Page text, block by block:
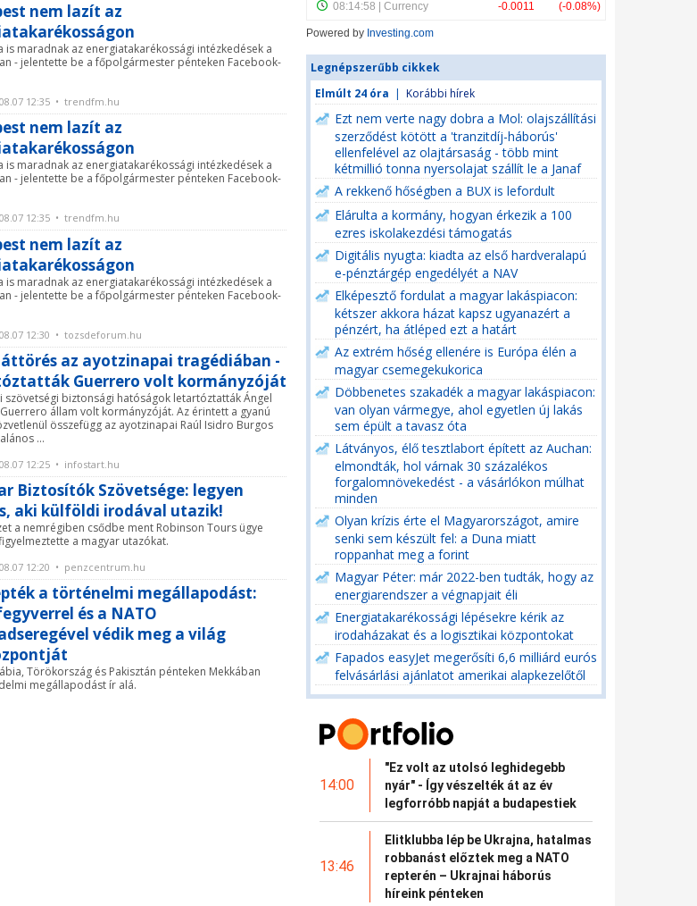
nem lazít az
is maradnak az energiatakarékossági intézkedések a
- jelentette be a főpolgármester pénteken Facebook-
12:35 • trendfm.hu
nem lazít az
is maradnak az energiatakarékossági intézkedések a
- jelentette be a főpolgármester pénteken Facebook-
12:35 • trendfm.hu
nem lazít az
is maradnak az energiatakarékossági intézkedések a
- jelentette be a főpolgármester pénteken Facebook-
12:30 • tozsdeforum.hu
az ayotzinapai tragédiában -
Guerrero volt kormányzóját
szövetségi biztonsági hatóságok letartóztatták Ángel
állam volt kormányzóját. Az érintett a gyanú
összefügg az ayotzinapai Raúl Isidro Burgos
...
12:25 • infostart.hu
Biztosítók Szövetsége: legyen
aki külföldi irodával utazik!
a nemrégiben csődbe ment Robinson Tours ügye
a magyar utazókat.
12:20 • penzcentrum.hu
a történelmi megállapodást:
és a NATO
védik meg a világ
Törökország és Pakisztán pénteken Mekkában
megállapodást ír alá.
Powered by Investing.com
Legnépszerűbb cikkek
Elmúlt 24 óra | Korábbi hírek
Ezt nem verte nagy dobra a Mol: olajszállítási
szerződést kötött a 'tranzitdíj-háborús'
ellenfelével az olajtársaság - több mint
kétmillió tonna nyersolajat szállít le a Janaf
A rekkenő hőségben a BUX is lefordult
Elárulta a kormány, hogyan érkezik a 100
ezres iskolakezdési támogatás
Digitális nyugta: kiadta az első hardveralapú
e-pénztárgép engedélyét a NAV
Elképesztő fordulat a magyar lakáspiacon:
kétszer akkora házat kapsz ugyanazért a
pénzért, ha átléped ezt a határt
Az extrém hőség ellenére is Európa élén a
magyar csemegekukorica
Döbbenetes szakadék a magyar lakáspiacon:
van olyan vármegye, ahol egyetlen új lakás
sem épült a tavasz óta
Látványos, élő tesztlabort épített az Auchan:
elmondták, hol várnak 30 százalékos
forgalomnövekedést - a vásárlókon múlhat
minden
Olyan krízis érte el Magyarországot, amire
senki sem készült fel: a Duna miatt
roppanhat meg a forint
Magyar Péter: már 2022-ben tudták, hogy az
energiarendszer a végnapjait éli
Energiatakarékossági lépésekre kérik az
irodaházakat és a logisztikai központokat
Fapados easyJet megerősíti 6,6 milliárd eurós
felvásárlási ajánlatot amerikai alapkezelőtől
14:00
"Ez volt az utolsó leghidegebb
nyár" - Így vészelték át az év
legforróbb napját a budapestiek
13:46
Elitklubba lép be Ukrajna, hatalmas
robbanást előztek meg a NATO
repterén – Ukrajnai háborús
híreink pénteken